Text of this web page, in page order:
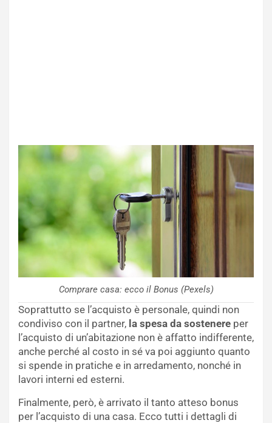
Comprare casa: ecco il Bonus (Pexels)
Soprattutto se l’acquisto è personale, quindi non
condiviso con il partner, la spesa da sostenere per
l’acquisto di un’abitazione non è affatto indifferente,
anche perché al costo in sé va poi aggiunto quanto
si spende in pratiche e in arredamento, nonché in
lavori interni ed esterni.
Finalmente, però, è arrivato il tanto atteso bonus
per l’acquisto di una casa. Ecco tutti i dettagli di